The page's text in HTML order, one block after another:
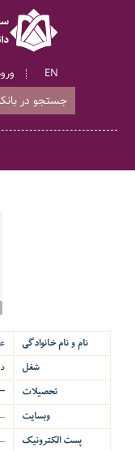
EN
نام و نام خانوادگی
شغل
تحصیلات
وبسایت
پست الکترونیک